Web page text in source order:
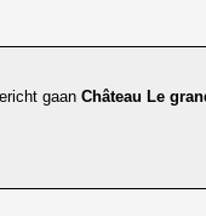
Château Le